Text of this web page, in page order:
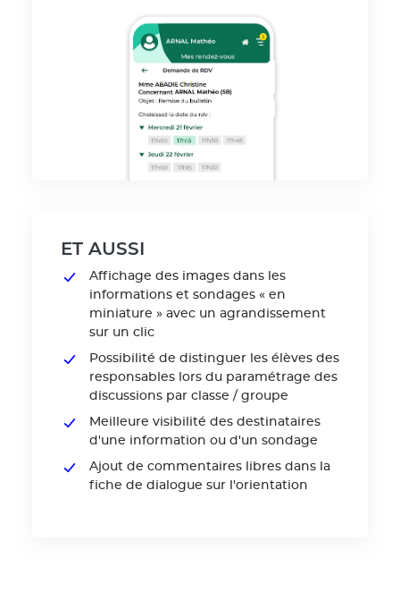
ET AUSSI
Affichage des images dans les
informations et sondages « en
miniature » avec un agrandissement
sur un clic
Possibilité de distinguer les élèves des
responsables lors du paramétrage des
discussions par classe / groupe
Meilleure visibilité des destinataires
d'une information ou d'un sondage
Ajout de commentaires libres dans la
fiche de dialogue sur l'orientation